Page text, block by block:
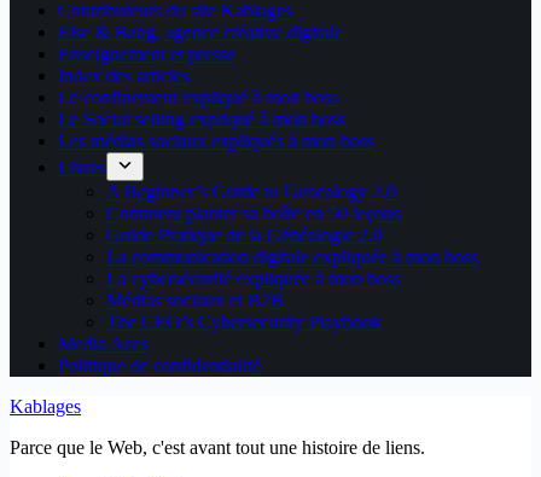
Contributeurs du site Kablages
Else & Bang, agence créative digitale
Enseignement et presse
Index des articles
Le confinement expliqué à mon boss
Le Social selling expliqué à mon boss
Les médias sociaux expliqués à mon boss
Livres
A Beginner’s Guide to Genealogy 2.0
Comment planter sa boîte en 50 leçons
Guide Pratique de la Généalogie 2.0
La communication digitale expliquée à mon boss
La cybersécurité expliquée à mon boss
Médias sociaux et B2B
The CEO’s Cybersecurity Playbook
Media Aces
Politique de confidentialité
Kablages
Parce que le Web, c'est avant tout une histoire de liens.